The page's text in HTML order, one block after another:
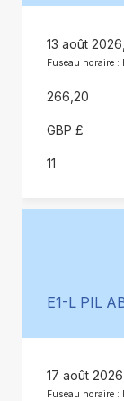
13 août
Fuseau horaire :
266,20
GBP £
11
E1-L PIL
17 août
Fuseau horaire :